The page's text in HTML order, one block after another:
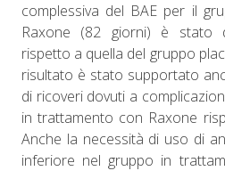
complessiva del BAE per il
Raxone (82 giorni) è stato
rispetto a quella del gruppo
risultato è stato supportato
di ricoveri dovuti a
in trattamento con Raxone
Anche la necessità di uso di
inferiore nel gruppo in